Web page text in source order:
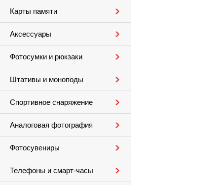
Карты памяти
Аксессуары
Фотосумки и рюкзаки
Штативы и моноподы
Спортивное снаряжение
Аналоговая фотография
Фотосувениры
Телефоны и смарт-часы